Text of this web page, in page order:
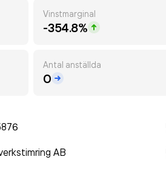
Vinstmarginal
-354.8%
Antal anställda
0
AB